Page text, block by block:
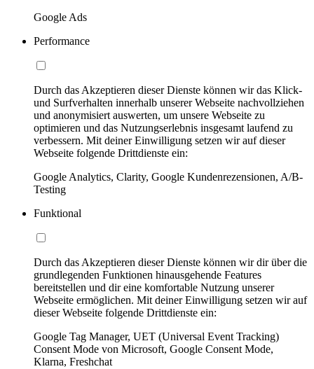
Google Ads
Performance
Durch das Akzeptieren dieser Dienste können wir das Klick-
und Surfverhalten innerhalb unserer Webseite nachvollziehen
und anonymisiert auswerten, um unsere Webseite zu
optimieren und das Nutzungserlebnis insgesamt laufend zu
verbessern. Mit deiner Einwilligung setzen wir auf dieser
Webseite folgende Drittdienste ein:
Google Analytics, Clarity, Google Kundenrezensionen, A/B-
Testing
Funktional
Durch das Akzeptieren dieser Dienste können wir dir über die
grundlegenden Funktionen hinausgehende Features
bereitstellen und dir eine komfortable Nutzung unserer
Webseite ermöglichen. Mit deiner Einwilligung setzen wir auf
dieser Webseite folgende Drittdienste ein:
Google Tag Manager, UET (Universal Event Tracking)
Consent Mode von Microsoft, Google Consent Mode,
Klarna, Freshchat